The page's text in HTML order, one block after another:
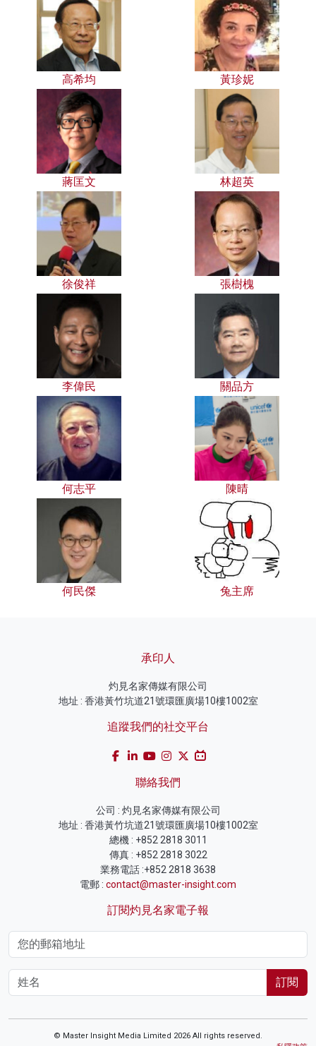
高希均 黃珍妮
蔣匡文 林超英
徐俊祥 張樹槐
李偉民 關品方
何志平 陳晴
何民傑 兔主席
承印人
灼見名家傳媒有限公司
地址 : 香港黃竹坑道21號環匯廣場10樓1002室
追蹤我們的社交平台
聯絡我們
公司 : 灼見名家傳媒有限公司
地址 : 香港黃竹坑道21號環匯廣場10樓1002室
總機 : +852 2818 3011
傳真 : +852 2818 3022
業務電話 :+852 2818 3638
電郵 : contact@master-insight.com
訂閱灼見名家電子報
訂閱
© Master Insight Media Limited 2026 All rights reserved.